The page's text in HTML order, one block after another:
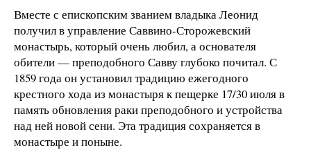
Вместе с епископским званием владыка Леонид
получил в управление Саввино-Сторожевский
монастырь, который очень любил, а основателя
обители — преподобного Савву глубоко почитал. С
1859 года он установил традицию ежегодного
крестного хода из монастыря к пещерке 17/30 июля в
память обновления раки преподобного и устройства
над ней новой сени. Эта традиция сохраняется в
монастыре и поныне.